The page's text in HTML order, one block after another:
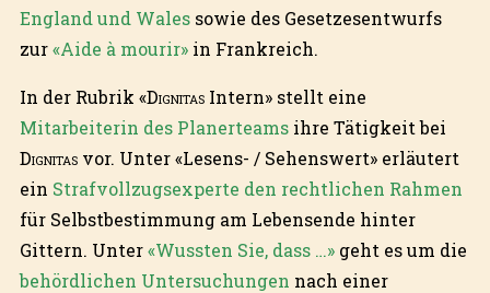
England und Walessowie des Gesetzesentwurfs
zur«Aide à mourir»in Frankreich.
In der Rubrik «DignitasIntern» stellt eine
Mitarbeiterin des Planerteamsihre Tätigkeit bei
Dignitasvor. Unter «Lesens- / Sehenswert» erläutert
ein Strafvollzugsexperte den rechtlichen Rahmen
für Selbstbestimmung am Lebensende hinter
Gittern. Unter«Wussten Sie, dass …»geht es um die
behördlichen Untersuchungen nach einer